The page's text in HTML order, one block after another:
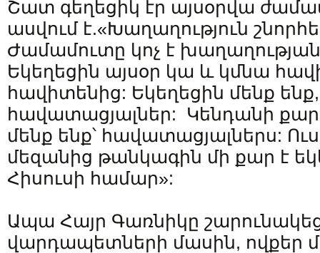
Շատ գեղեցիկ էր այսօրվա
ասվում է.«Խաղաղություն
Ժամամուտը կոչ է
Եկեղեցին այսօր կա և կմնա
հավիտենից: Եկեղեցին մենք ենք,
հավատացյալներ: Կենդանի
մենք ենք՝ հավատացյալներս:
մեզանից թանկագին մի քար է
Հիսուսի համար»:
Ապա Հայր Գառնիկը
վարդապետների մասին, ովքեր